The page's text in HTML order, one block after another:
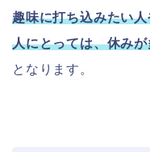
趣味に打ち込みたい
人にとっては、休み
となります。